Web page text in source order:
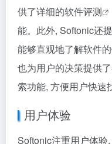
供了详细的软件评测
能。此外, Softonic还
能够直观地了解软件
也为用户的决策提供
索功能, 方便用户快速
用户体验
Softonic注重用户体验